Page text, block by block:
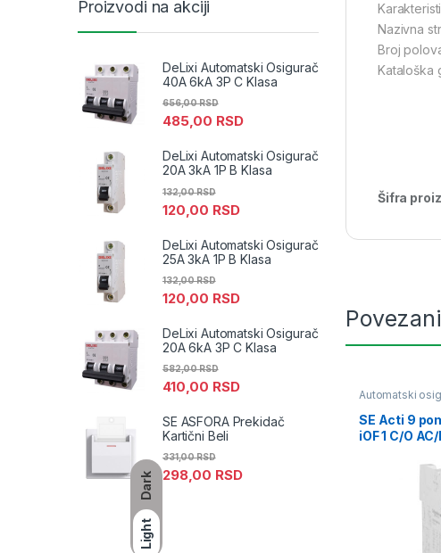
Dark
Light
Nazivna
Broj
Kataloška
Šifra
Automatski
SE Acti 9
iOF 1 C/O
Proizvodi na akciji
DeLixi Automatski Osigurač
40A 6kA 3P C Klasa
485,00 RSD
656,00RSD
DeLixi Automatski Osigurač
20A 3kA 1P B Klasa
120,00 RSD
132,00RSD
DeLixi Automatski Osigurač
25A 3kA 1P B Klasa
120,00 RSD
132,00RSD
DeLixi Automatski Osigurač
20A 6kA 3P C Klasa
410,00 RSD
582,00RSD
SE ASFORA Prekidač
Kartični Beli
298,00 RSD
331,00RSD